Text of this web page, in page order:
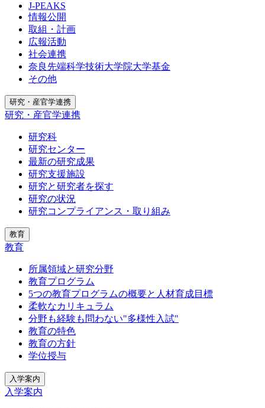
J-PEAKS
情報公開
取組・計画
広報活動
社会連携
奈良先端科学技術大学院大学基金
その他
研究・産官学連携
研究・産官学連携
研究科
研究センター
最新の研究成果
研究支援施設
研究と研究者を探す
研究の状況
研究コンプライアンス・取り組み
教育
教育
所属領域と研究分野
教育プログラム
5つの教育プログラムの概要と人材育成目標
柔軟なカリキュラム
分野も経験も問わない"多様性入試"
教育の特色
教育の方針
学位授与
入学案内
入学案内